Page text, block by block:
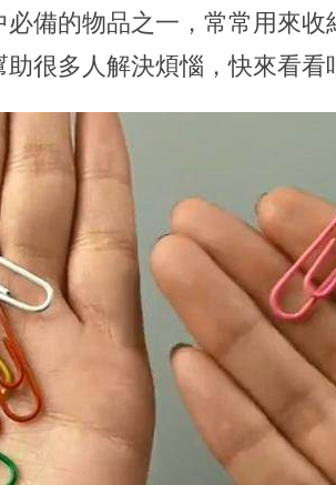
備的物品之一，常常用來
很多人解決煩惱，快來看看